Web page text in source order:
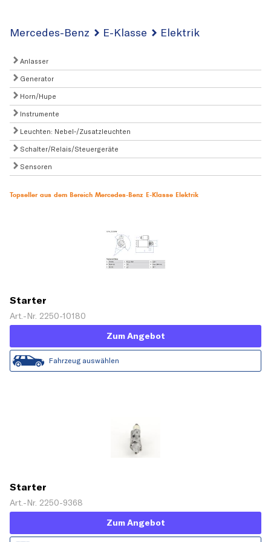
Mercedes-Benz E-Klasse Elektrik
Anlasser
Generator
Horn/Hupe
Instrumente
Leuchten: Nebel-/Zusatzleuchten
Schalter/Relais/Steuergeräte
Sensoren
Topseller aus dem Bereich Mercedes-Benz E-Klasse Elektrik
Starter
Art.-Nr. 2250-10180
Zum Angebot
Fahrzeug auswählen
Starter
Art.-Nr. 2250-9368
Zum Angebot